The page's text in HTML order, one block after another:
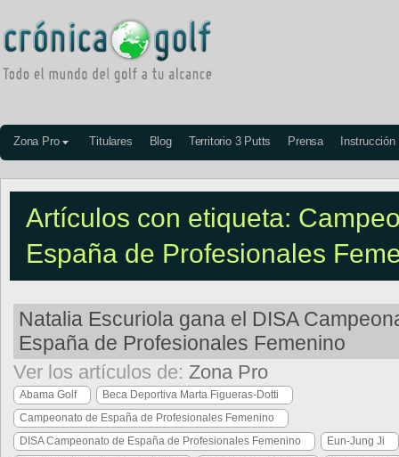
Zona Pro Titulares Blog Territorio 3 Putts Prensa Instrucción
Artículos con etiqueta:
España de Profesionales
Natalia Escuriola gana el DISA
España de Profesionales Femenino
Ver los artículos de: Zona Pro
Abama Golf
Beca Deportiva Marta Figueras-Dotti
Campeonato de España de Profesionales Femenino
DISA Campeonato de España de Profesionales Femenino
Eun-Jung Ji